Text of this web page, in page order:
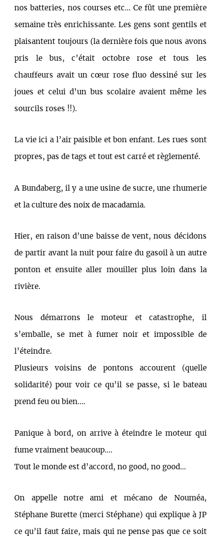
nos batteries, nos courses etc… Ce fût une première
semaine très enrichissante. Les gens sont gentils et
plaisantent toujours (la dernière fois que nous avons
pris le bus, c’était octobre rose et tous les
chauffeurs avait un cœur rose fluo dessiné sur les
joues et celui d’un bus scolaire avaient même les
sourcils roses !!).
La vie ici a l’air paisible et bon enfant. Les rues sont
propres, pas de tags et tout est carré et règlementé.
A Bundaberg, il y a une usine de sucre, une rhumerie
et la culture des noix de macadamia.
Hier, en raison d’une baisse de vent, nous décidons
de partir avant la nuit pour faire du gasoil à un autre
ponton et ensuite aller mouiller plus loin dans la
rivière.
Nous démarrons le moteur et catastrophe, il
s’emballe, se met à fumer noir et impossible de
l’éteindre.
Plusieurs voisins de pontons accourent (quelle
solidarité) pour voir ce qu’il se passe, si le bateau
prend feu ou bien....
Panique à bord, on arrive à éteindre le moteur qui
fume vraiment beaucoup….
Tout le monde est d’accord, no good, no good…
On appelle notre ami et mécano de Nouméa,
Stéphane Burette (merci Stéphane) qui explique à JP
ce qu’il faut faire, mais qui ne pense pas que ce soit